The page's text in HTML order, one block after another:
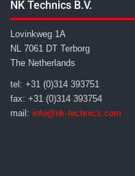
NK Technics B.V.
Lovinkweg 1A
NL 7061 DT Terborg
The Netherlands
tel: +31 (0)314 393751
fax: +31 (0)314 393754
mail: info@nk-technics.com